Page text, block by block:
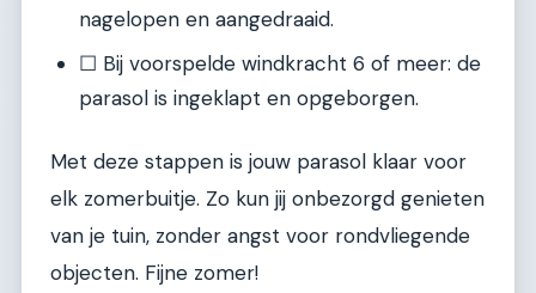
nagelopen en aangedraaid.
☐ Bij voorspelde windkracht 6 of meer: de
parasol is ingeklapt en opgeborgen.
Met deze stappen is jouw parasol klaar voor
elk zomerbuitje. Zo kun jij onbezorgd genieten
van je tuin, zonder angst voor rondvliegende
objecten. Fijne zomer!